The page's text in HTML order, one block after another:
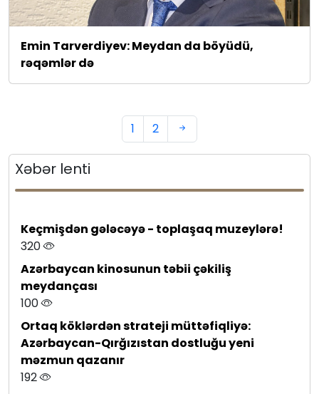
Emin Tarverdiyev: Meydan da böyüdü,
rəqəmlər də
1 2
Xəbər lenti
Keçmişdən gələcəyə - toplaşaq muzeylərə!
320
Azərbaycan kinosunun təbii çəkiliş
meydançası
100
Ortaq köklərdən strateji müttəfiqliyə:
Azərbaycan-Qırğızıstan dostluğu yeni
məzmun qazanır
192